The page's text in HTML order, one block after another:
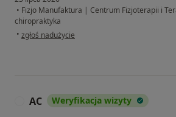
• Fizjo Manufaktura | Centrum Fizjoterapii i
chiropraktyka
• w opinii użytkownika J
zgłoś nadużycie
AC Weryfikacja wizyty